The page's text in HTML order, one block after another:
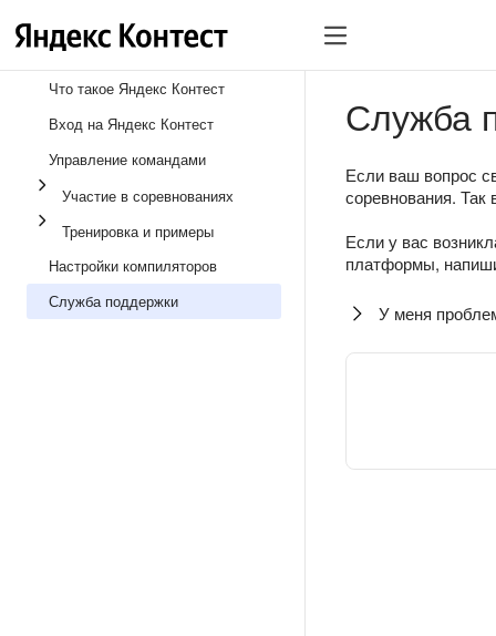
Что такое Яндекс Контест
Вход на Яндекс Контест
Управление командами
Участие в соревнованиях
Тренировка и примеры
Настройки компиляторов
Служба поддержки
Служба
Если ваш вопрос
соревнования. Так
Если у вас
платформы,
У меня